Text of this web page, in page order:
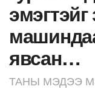
явсан…
ТАНЫ МЭДЭЭ